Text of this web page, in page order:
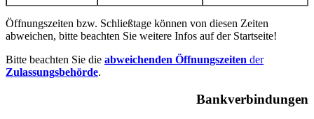
Öffnungszeiten bzw. Schließtage können von diesen Zeiten
abweichen, bitte beachten Sie weitere Infos auf der Startseite!
Bitte beachten Sie die abweichenden Öffnungszeiten der
Zulassungsbehörde.
Bankverbindungen